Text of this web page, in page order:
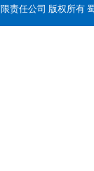
责任公司 版权所有